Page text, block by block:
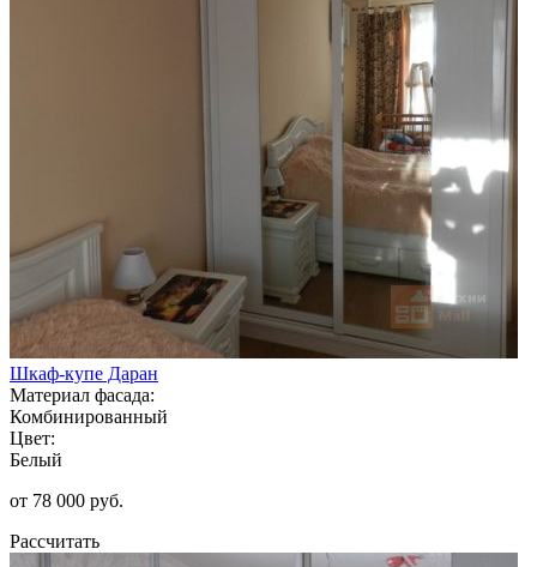
Шкаф-купе Даран
Материал фасада:
Комбинированный
Цвет:
Белый
от 78 000 руб.
Рассчитать